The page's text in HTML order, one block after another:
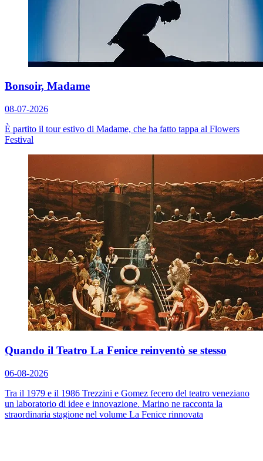
Bonsoir, Madame
08-07-2026
È partito il tour estivo di Madame, che ha fatto tappa al Flowers
Festival
Quando il Teatro La Fenice reinventò se stesso
06-08-2026
Tra il 1979 e il 1986 Trezzini e Gomez fecero del teatro veneziano
un laboratorio di idee e innovazione. Marino ne racconta la
straordinaria stagione nel volume La Fenice rinnovata